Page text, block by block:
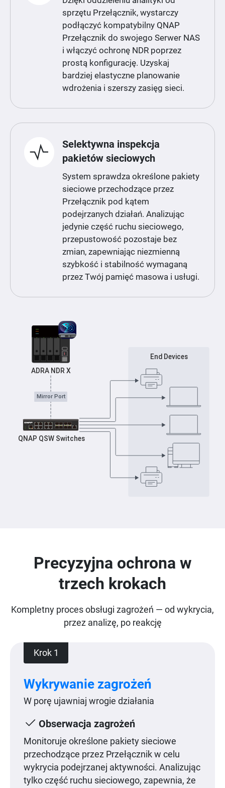
sprzętu Przełącznik, wystarczy
podłączyć kompatybilny QNAP
Przełącznik do swojego Serwer NAS
i włączyć ochronę NDR poprzez
prostą konfigurację. Uzyskaj
bardziej elastyczne planowanie
wdrożenia i szerszy zasięg sieci.
Selektywna inspekcja
pakietów sieciowych
System sprawdza określone pakiety
sieciowe przechodzące przez
Przełącznik pod kątem
podejrzanych działań. Analizując
jedynie część ruchu sieciowego,
przepustowość pozostaje bez
zmian, zapewniając niezmienną
szybkość i stabilność wymaganą
przez Twój pamięć masowa i usługi.
Precyzyjna ochrona w
trzech krokach
Kompletny proces obsługi zagrożeń — od wykrycia,
przez analizę, po reakcję
Krok 1
Wykrywanie zagrożeń
W porę ujawniaj wrogie działania
Obserwacja zagrożeń
Monitoruje określone pakiety sieciowe
przechodzące przez Przełącznik w celu
wykrycia podejrzanej aktywności. Analizując
tylko część ruchu sieciowego, zapewnia, że